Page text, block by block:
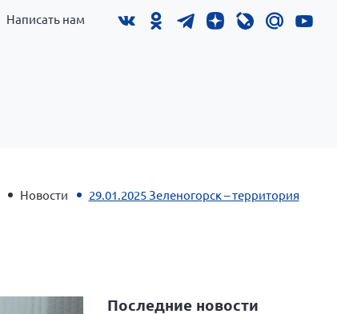
Написать нам
Новости
29.01.2025 Зеленогорск – территория
Последние новости